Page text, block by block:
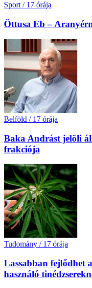
Sport / 17 órája
Öttusa Eb –
Belföld / 17 órája
Baka Andrást jelöli
frakciója
Tudomány / 17 órája
Lassabban fejlődhet
használó